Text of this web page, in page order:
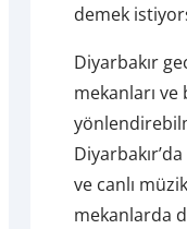
demek
Diyarbakır
mekanları
ve canlı
mekanlarda